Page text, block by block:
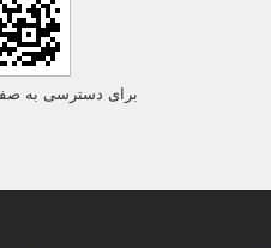
برای دسترسی به